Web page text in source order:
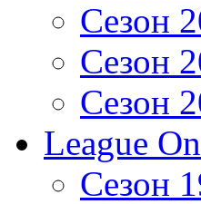
Сезон
Сезон
Сезон
League
Сезон